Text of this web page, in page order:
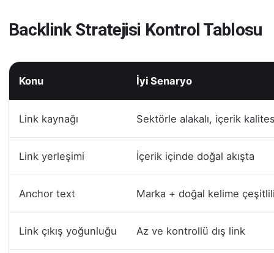
Backlink Stratejisi Kontrol Tablosu
Konu İyi Senaryo
Link kaynağı Sektörle alakalı, içerik
Link yerleşimi İçerik içinde doğal akışta
Anchor text Marka + doğal kelime
Link çıkış yoğunluğu Az ve kontrollü dış link